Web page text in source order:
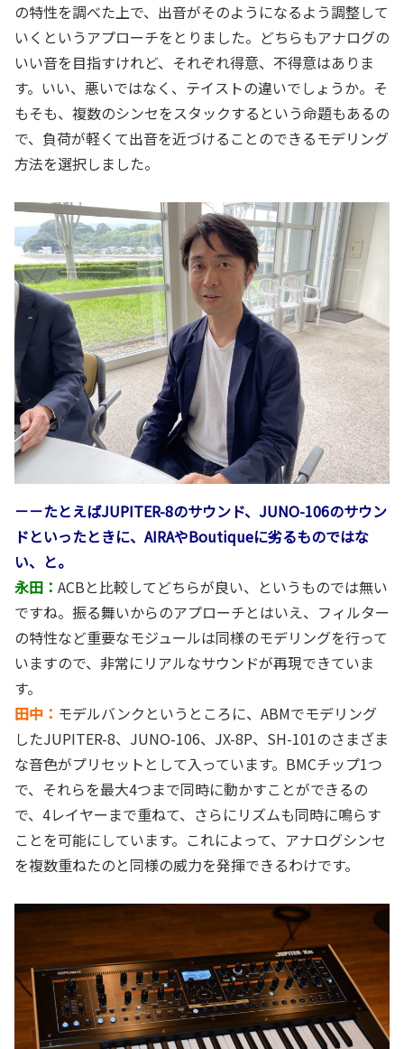
の特性を調べた上で、出音がそのようになるよう調整して
いくというアプローチをとりました。どちらもアナログの
いい音を目指すけれど、それぞれ得意、不得意はありま
す。いい、悪いではなく、テイストの違いでしょうか。そ
もそも、複数のシンセをスタックするという命題もあるの
で、負荷が軽くて出音を近づけることのできるモデリング
方法を選択しました。
－－たとえばJUPITER-8のサウンド、JUNO-106のサウン
ドといったときに、AIRAやBoutiqueに劣るものではな
い、と。
永田： ACBと比較してどちらが良い、というものでは無い
ですね。振る舞いからのアプローチとはいえ、フィルター
の特性など重要なモジュールは同様のモデリングを行って
いますので、非常にリアルなサウンドが再現できていま
す。
田中： モデルバンクというところに、ABMでモデリング
したJUPITER-8、JUNO-106、JX-8P、SH-101のさまざま
な音色がプリセットとして入っています。BMCチップ1つ
で、それらを最大4つまで同時に動かすことができるの
で、4レイヤーまで重ねて、さらにリズムも同時に鳴らす
ことを可能にしています。これによって、アナログシンセ
を複数重ねたのと同様の威力を発揮できるわけです。